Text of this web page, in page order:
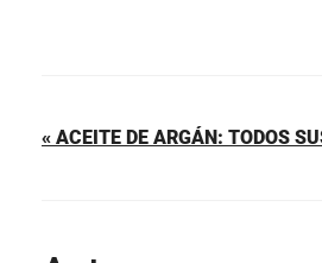
« ACEITE DE ARGÁN: TODOS